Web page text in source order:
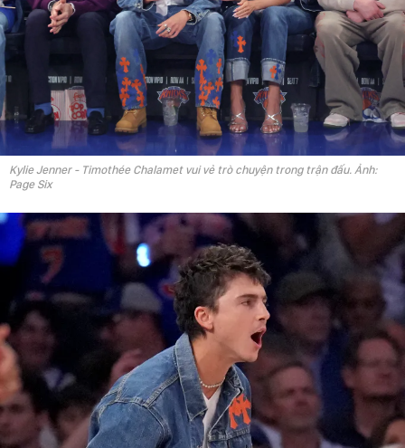
Kylie Jenner - Timothée Chalamet vui vẻ trò chuyện trong trận đấu. Ảnh:
Page Six